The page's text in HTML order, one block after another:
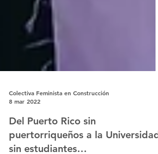
Colectiva Feminista en Construcción
8 mar 2022